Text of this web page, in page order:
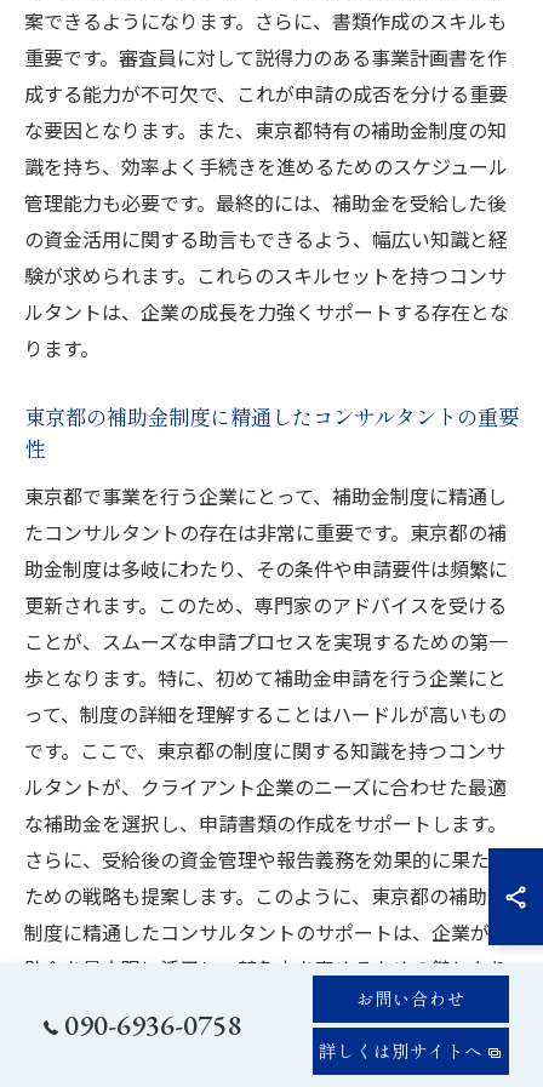
案できるようになります。さらに、書類作成のスキルも
重要です。審査員に対して説得力のある事業計画書を作
成する能力が不可欠で、これが申請の成否を分ける重要
な要因となります。また、東京都特有の補助金制度の知
識を持ち、効率よく手続きを進めるためのスケジュール
管理能力も必要です。最終的には、補助金を受給した後
の資金活用に関する助言もできるよう、幅広い知識と経
験が求められます。これらのスキルセットを持つコンサ
ルタントは、企業の成長を力強くサポートする存在とな
ります。
東京都の補助金制度に精通したコンサルタントの重要
性
東京都で事業を行う企業にとって、補助金制度に精通し
たコンサルタントの存在は非常に重要です。東京都の補
助金制度は多岐にわたり、その条件や申請要件は頻繁に
更新されます。このため、専門家のアドバイスを受ける
ことが、スムーズな申請プロセスを実現するための第一
歩となります。特に、初めて補助金申請を行う企業にと
って、制度の詳細を理解することはハードルが高いもの
です。ここで、東京都の制度に関する知識を持つコンサ
ルタントが、クライアント企業のニーズに合わせた最適
な補助金を選択し、申請書類の作成をサポートします。
さらに、受給後の資金管理や報告義務を効果的に果たす
ための戦略も提案します。このように、東京都の補助金
制度に精通したコンサルタントのサポートは、企業が補
助金を最大限に活用し、競争力を高めるための鍵となり
成功する補助金申請のためのコンサルタントの選定基
090-6936-0758
お問い合わせ
詳しくは別サイトへ